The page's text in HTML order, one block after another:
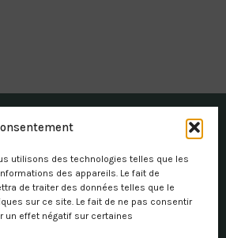
utilisons des technologies telles que les
des appareils. Le fait de
de traiter des données telles que le
sur ce site. Le fait de ne pas consentir
un effet négatif sur certaines